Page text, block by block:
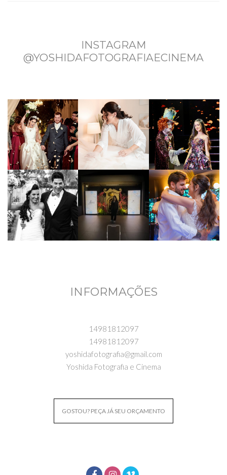
INSTAGRAM
@YOSHIDAFOTOGRAFIAECINEMA
INFORMAÇÕES
14981812097
14981812097
yoshidafotografia@gmail.com
Yoshida Fotografia e Cinema
GOSTOU? PEÇA JÁ SEU ORÇAMENTO